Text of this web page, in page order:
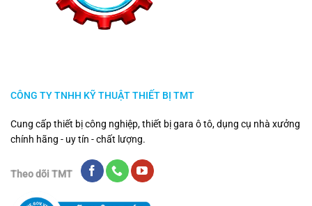
CÔNG TY TNHH KỸ THUẬT THIẾT BỊ TMT
Cung cấp thiết bị công nghiệp, thiết bị gara ô tô, dụng cụ nhà xưởng
chính hãng - uy tín - chất lượng.
Theo dõi TMT